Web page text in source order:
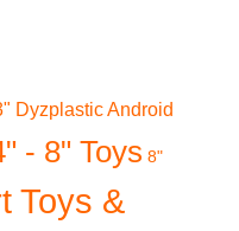
Dyzplastic Android
- 8" Toys 8"
Toys &